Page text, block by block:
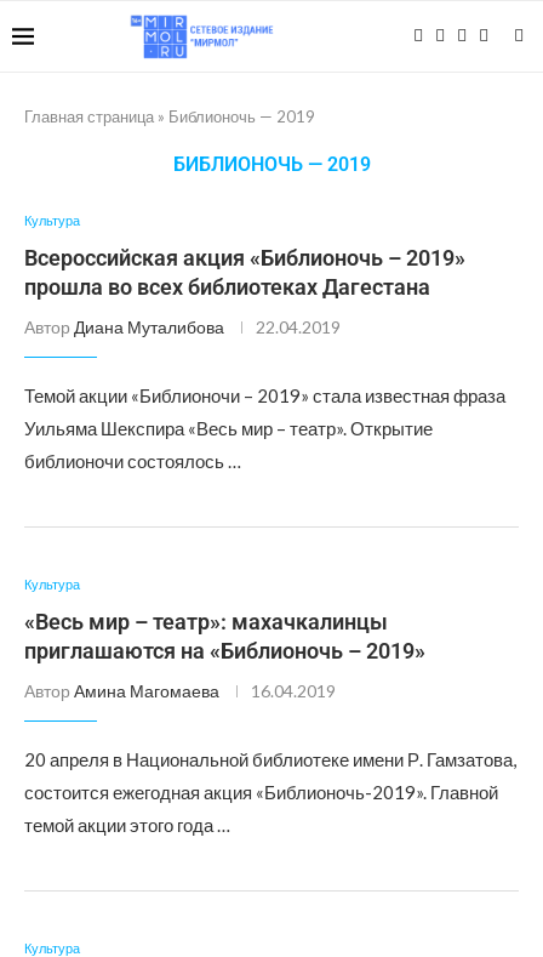
Главная страница » Библионочь — 2019
БИБЛИОНОЧЬ — 2019
Культура
Всероссийская акция «Библионочь – 2019»
прошла во всех библиотеках Дагестана
Автор Диана Муталибова 22.04.2019
Темой акции «Библионочи – 2019» стала известная фраза
Уильяма Шекспира «Весь мир – театр». Открытие
библионочи состоялось …
Культура
«Весь мир – театр»: махачкалинцы
приглашаются на «Библионочь – 2019»
Автор Амина Магомаева 16.04.2019
20 апреля в Национальной библиотеке имени Р. Гамзатова,
состоится ежегодная акция «Библионочь-2019». Главной
темой акции этого года …
Культура